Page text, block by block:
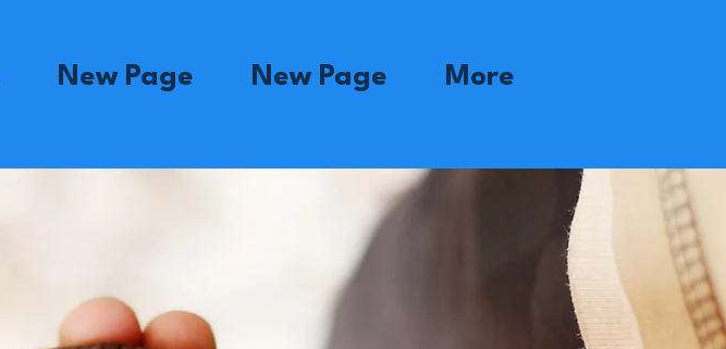
New Page New Page More